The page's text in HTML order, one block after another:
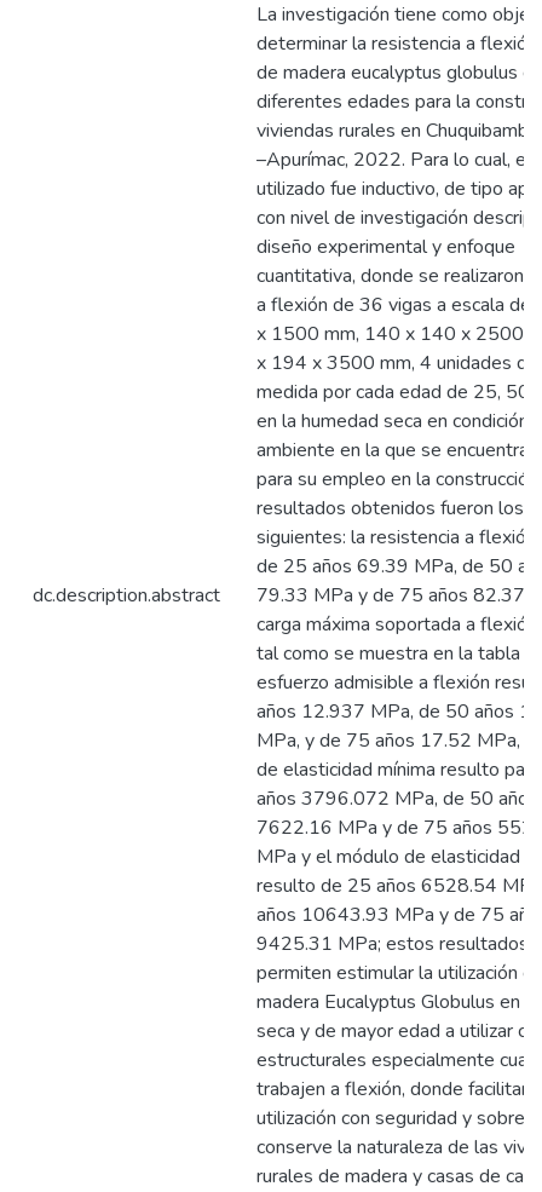
dc.description.abstract
La investigación tiene como
determinar la resistencia a flexión
de madera eucalyptus globulus
diferentes edades para la
viviendas rurales en
–Apurímac, 2022. Para lo cual, el
utilizado fue inductivo, de tipo
con nivel de investigación
diseño experimental y enfoque
cuantitativa, donde se realizaron
a flexión de 36 vigas a escala de
x 1500 mm, 140 x 140 x 2500
x 194 x 3500 mm, 4 unidades de
medida por cada edad de 25, 50,
en la humedad seca en condición
ambiente en la que se encuentra
para su empleo en la
resultados obtenidos fueron los
siguientes: la resistencia a
de 25 años 69.39 MPa, de 50
79.33 MPa y de 75 años 82.37
carga máxima soportada a
tal como se muestra en la tabla
esfuerzo admisible a flexión
años 12.937 MPa, de 50 años
MPa, y de 75 años 17.52 MPa,
de elasticidad mínima resulto
años 3796.072 MPa, de 50 años
7622.16 MPa y de 75 años
MPa y el módulo de elasticidad
resulto de 25 años 6528.54
años 10643.93 MPa y de 75
9425.31 MPa; estos resultados
permiten estimular la utilización
madera Eucalyptus Globulus en
seca y de mayor edad a utilizar
estructurales especialmente
trabajen a flexión, donde facilitan
utilización con seguridad y sobre
conserve la naturaleza de las
rurales de madera y casas de